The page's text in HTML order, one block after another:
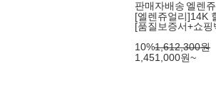
판매자배송 엘렌
[엘렌쥬얼리]14K
[품질보증서+쇼핑
10%1,612,300원
1,451,000원~